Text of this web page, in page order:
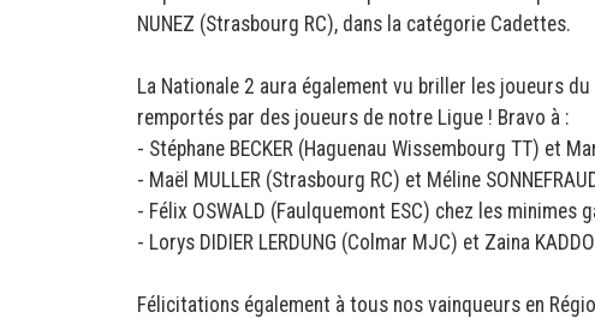
NUNEZ (Strasbourg RC), dans la catégorie Cadettes.
La Nationale 2 aura également vu briller les joueurs
remportés par des joueurs de notre Ligue ! Bravo à :
- Stéphane BECKER (Haguenau Wissembourg TT) et
- Maël MULLER (Strasbourg RC) et Méline
- Félix OSWALD (Faulquemont ESC) chez les minimes
- Lorys DIDIER LERDUNG (Colmar MJC) et Zaina
Félicitations également à tous nos vainqueurs en